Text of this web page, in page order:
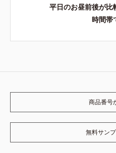
平日のお昼前後が比
時間帯
商品番号
無料サン